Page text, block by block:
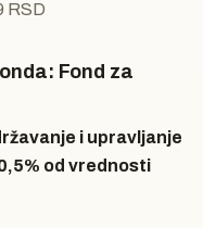
RSD
Fond za
i upravljanje
od vrednosti